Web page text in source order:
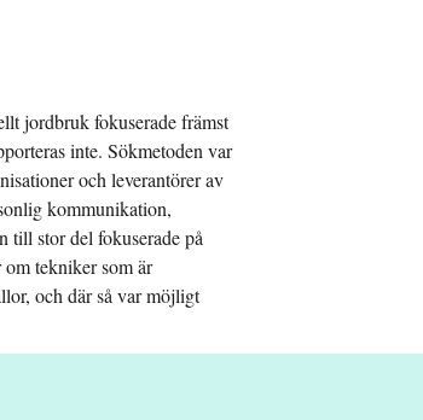
jordbruk fokuserade främst
inte. Sökmetoden var
och leverantörer av
kommunikation,
till stor del fokuserade på
om tekniker som är
och där så var möjligt